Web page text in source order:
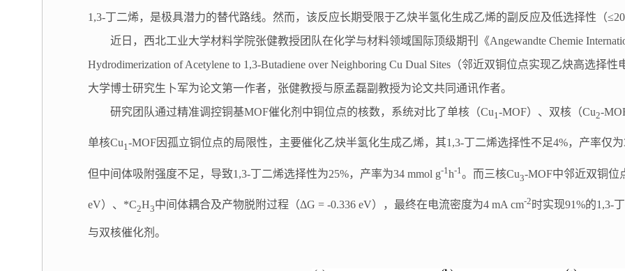
1,3-丁二烯，是极具潜力的替代路线。然而，该反应长期受限于乙炔半氢化生成乙烯的副反应及低选择性（
近日，西北工业大学材料学院张健教授团队在化学与材料领域国际顶级期刊《Angewandte Chemie
Hydrodimerization of Acetylene to 1,3-Butadiene over Neighboring Cu Dual Sites（邻近双铜位点实现乙炔高选
大学博士研究生卜军为论文第一作者，张健教授与原孟磊副教授为论文共同通讯作者。
研究团队通过精准调控铜基MOF催化剂中铜位点的核数，系统对比了单核（Cu1-MOF）、双核（Cu2-
单核Cu1 -MOF因孤立铜位点的局限性，主要催化乙炔半氢化生成乙烯，其1,3-丁二烯选择性不足4%，产率仅为
但中间体吸附强度不足，导致1,3-丁二烯选择性为25%，产率为34 mmol g-1 h-1 。而三核Cu3-MOF中邻近双铜位
eV）、*C2H3中间体耦合及产物脱附过程（ΔG = -0.336 eV），最终在电流密度为4 mA cm-2 时实现91%的1,3-
与双核催化剂。